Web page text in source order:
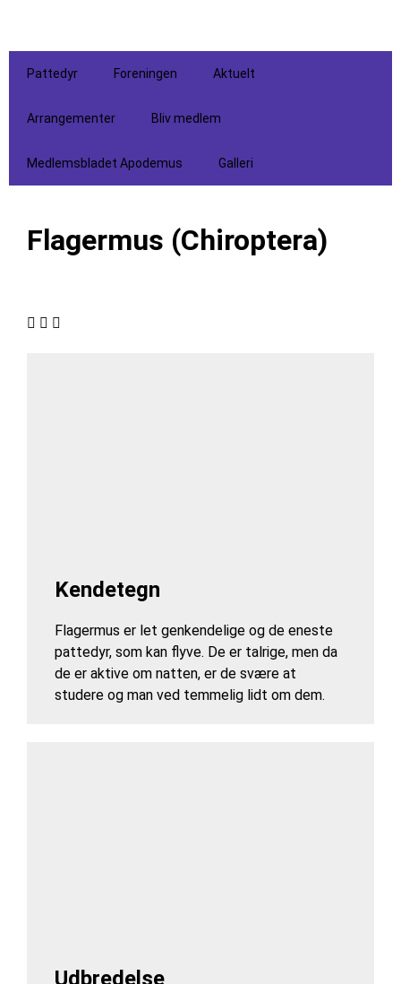
Pattedyr Foreningen Aktuelt
Arrangementer Bliv medlem
Medlemsbladet Apodemus Galleri
Flagermus (Chiroptera)
Kendetegn
Flagermus er let genkendelige og de eneste
pattedyr, som kan flyve. De er talrige, men da
de er aktive om natten, er de svære at
studere og man ved temmelig lidt om dem.
Udbredelse